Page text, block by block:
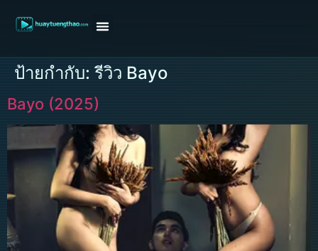
ป้ายกำกับ: รีวิว Bayo
Bayo (2025)